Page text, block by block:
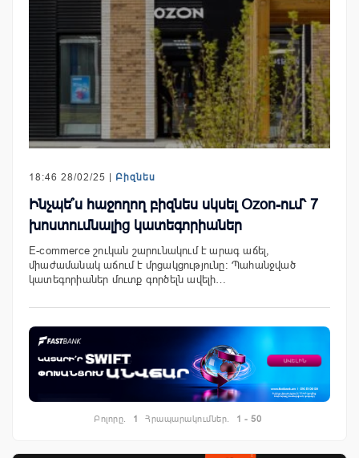
18:46 28/02/25 | Բիզնես
Ինչպե՞ս հաջողող բիզնես սկսել Ozon-ում՝ 7
խոստումնալից կատեգորիաներ
E-commerce շուկան շարունակում է արագ աճել,
միաժամանակ աճում է մրցակցությունը: Պահանջված
կատեգորիաներ մուտք գործելն ավելի…
Բոլորը. 1 Հրապարակումներ. 1 - 50